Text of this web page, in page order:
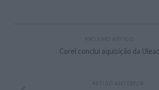
Corel conclui aquisição da Ulead